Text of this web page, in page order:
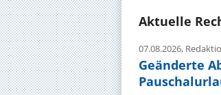
Aktuelle
07.08.2026,
Geänderte